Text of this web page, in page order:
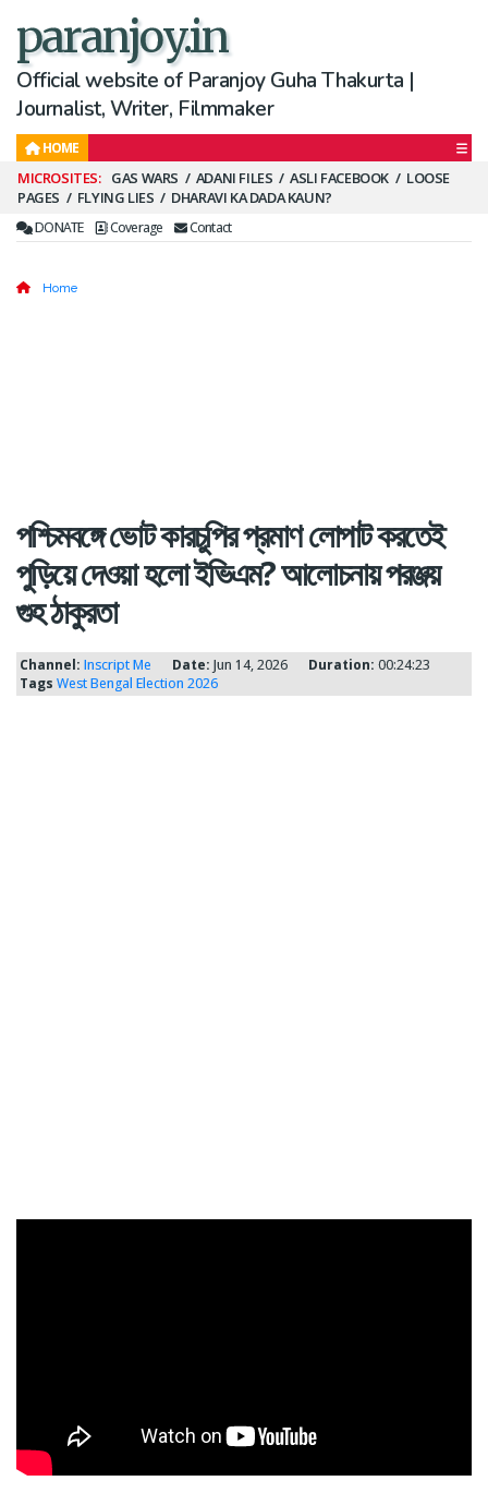
paranjoy.in
Official website of Paranjoy Guha Thakurta |
Journalist, Writer, Filmmaker
HOME
Secondary
Menu
GAS WARS ADANI FILES ASLI FACEBOOK
LOOSE
PAGES
FLYING LIES DHARAVI KA DADA KAUN?
DONATE Coverage Contact
Home
পশ্চিমবঙ্গে ভোট কারচুপির প্রমাণ লোপাট করতেই
পুড়িয়ে দেওয়া হলো ইভিএম? আলোচনায় পরঞ্জয়
গুহ ঠাকুরতা
Channel: Inscript Me Date: Jun 14, 2026 Duration: 00:24:23
Tags West Bengal Election 2026